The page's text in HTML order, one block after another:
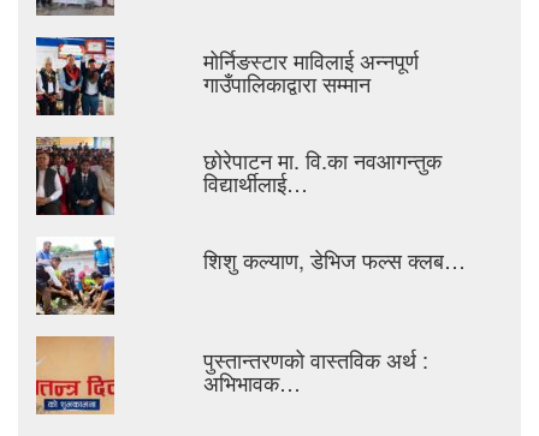
मोर्निङस्टार माविलाई अन्नपूर्ण
गाउँपालिकाद्वारा सम्मान
छोरेपाटन मा. वि.का नवआगन्तुक
विद्यार्थीलाई…
शिशु कल्याण, डेभिज फल्स क्लब…
पुस्तान्तरणको वास्तविक अर्थ :
अभिभावक…